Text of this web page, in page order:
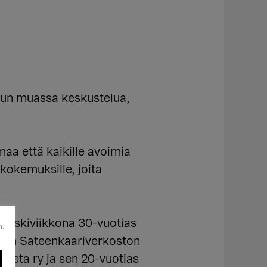
muassa keskustelua,
että kaikille avoimia
joita
30-vuotias
Sateenkaariverkoston
ry ja sen 20-vuotias